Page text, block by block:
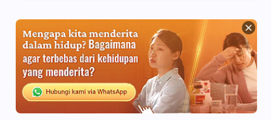
29:39
Bagaimana Aku Melewati
Interferensi Ayahku
25:15
Kesaksian Rohani, Ep. 344:
Hanya Melihat Orang Melalui
Firman Tuhanlah Yang Tepat